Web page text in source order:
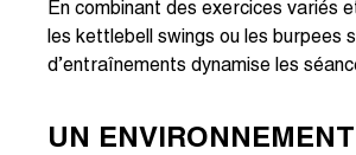
En combinant des exercices variés
les kettlebell swings ou les burpees
d’entraînements dynamise les
UN